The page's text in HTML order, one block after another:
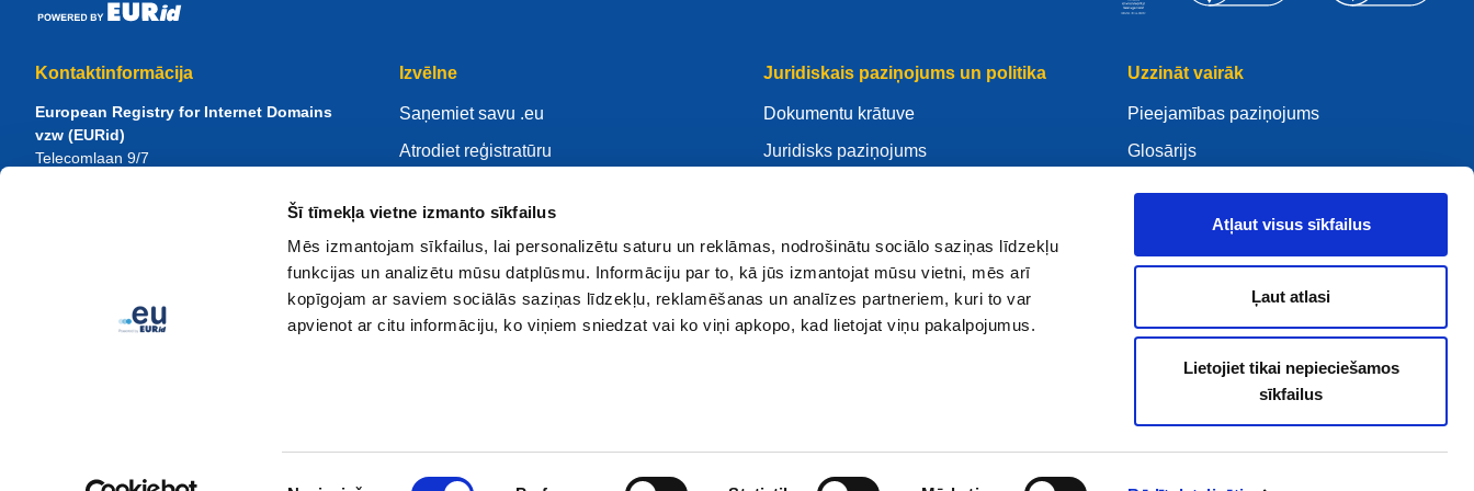
Šī tīmekļa vietne izmanto sīkfailus
Mēs izmantojam sīkfailus, lai personalizētu saturu un reklāmas, nodrošinātu sociālo saziņas līdzekļu
funkcijas un analizētu mūsu datplūsmu. Informāciju par to, kā jūs izmantojat mūsu vietni, mēs arī
kopīgojam ar saviem sociālās saziņas līdzekļu, reklamēšanas un analīzes partneriem, kuri to var
apvienot ar citu informāciju, ko viņiem sniedzat vai ko viņi apkopo, kad lietojat viņu pakalpojumus.
Atļaut visus sīkfailus
Ļaut atlasi
Lietojiet tikai nepieciešamos
sīkfailus
Kontaktinformācija
European Registry for Internet Domains
vzw (EURid)
Telecomlaan 9/7
RPR Brussel – VAT BE 0864.240.405
Preses pārstāvju jautājumi:
press@eurid.eu
Izvēlne
Saņemiet savu .eu
Atrodiet reģistratūru
Zināšanu centrs
Kļūstiet par reģistratūru
Juridiskais paziņojums un politika
Dokumentu krātuve
Juridisks paziņojums
Articles of Association
EURid Responsible Disclosure Policy
Uzzināt vairāk
Pieejamības paziņojums
Glosārijs